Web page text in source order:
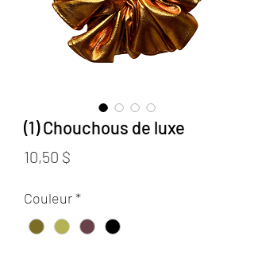
(1) Chouchous de luxe
10,50 $
Couleur*